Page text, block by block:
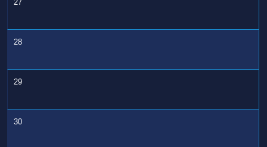
27
28
29
30